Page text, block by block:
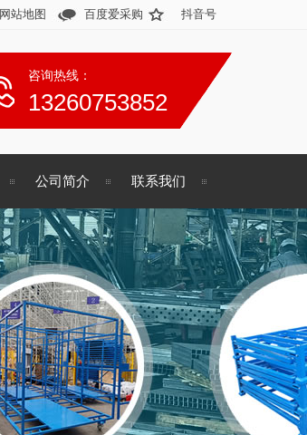
网站地图 百度爱采购 抖音号
咨询热线：
13260753852
公司简介 联系我们